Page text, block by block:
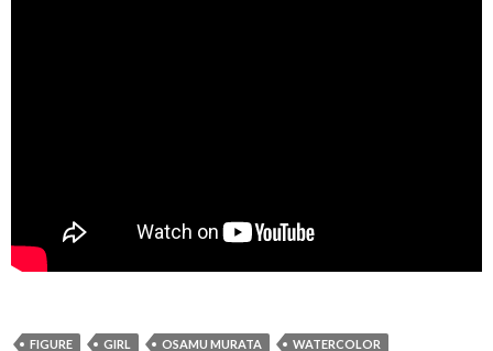
FIGURE GIRL OSAMU MURATA
WATERCOLOR